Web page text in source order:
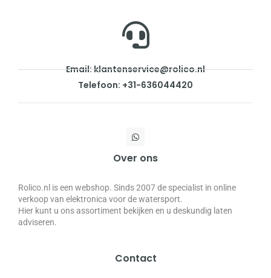
Email: klantenservice@rolico.nl
Telefoon: +31-636044420
Over ons
Rolico.nl is een webshop. Sinds 2007 de specialist in online
verkoop van elektronica voor de watersport.
Hier kunt u ons assortiment bekijken en u deskundig laten
adviseren.
Contact